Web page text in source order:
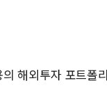
해외투자 포트폴